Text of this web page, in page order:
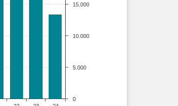
0
5.000
10.000
15.000